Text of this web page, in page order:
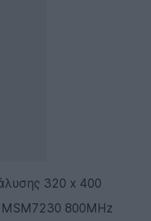
320 x 400
MSM7230 800MHz